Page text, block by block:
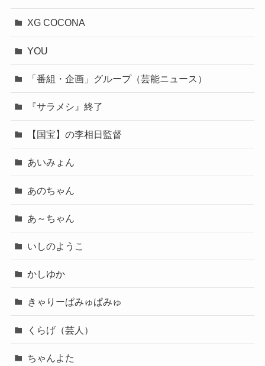
XG COCONA
YOU
「番組・企画」グループ（芸能ニュース）
『サラメシ』終了
【国宝】の李相日監督
あいみょん
あのちゃん
あ～ちゃん
いしのようこ
かしゆか
きゃりーぱみゅぱみゅ
くらげ（芸人）
ちゃんよた